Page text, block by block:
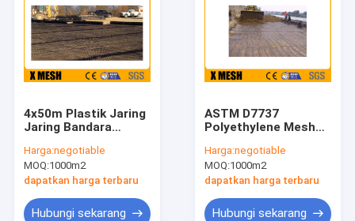
Pagar Mesh Logam
Pagar Chain Link Mesh
Pagar Logam Keamanan
Kisi Baja Dilas
Gabion Wire Mesh
4x50m Plastik Jaring
Jaring Bandara
Geogrid
Harga:negotiable
MOQ:1000m2
dapatkan harga terbaru
Hubungi sekarang
ASTM D7737
Polyethylene Mesh
Geogrid Triaksial
Harga:negotiable
MOQ:1000m2
dapatkan harga terbaru
Hubungi sekarang